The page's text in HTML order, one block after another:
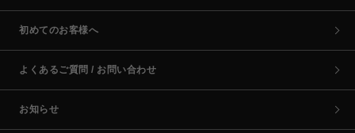
初めてのお客様へ
よくあるご質問 / お問い合わせ
お知らせ